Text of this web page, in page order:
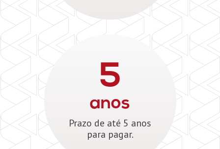
5
anos
Prazo de até 5 anos
para pagar.